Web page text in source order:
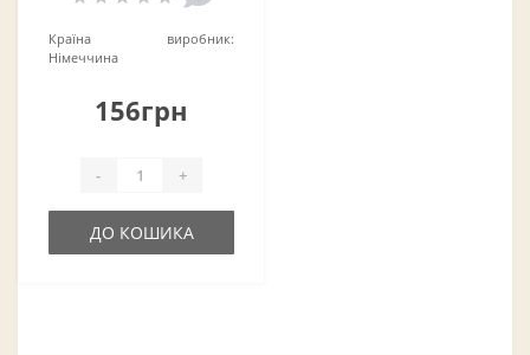
Країна виробник:
Німеччина
156грн
- +
ДО КОШИКА